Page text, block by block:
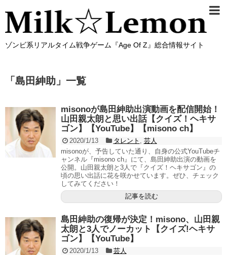
ゾンビ系リアルタイム戦争ゲーム『Age Of Z』総合情報サイト
「 島田紳助 」 一覧
misonoが島田紳助出演動画を配信開始！
山田親太朗と思い出話【クイズ！ヘキサ
ゴン】【YouTube】【misono ch】
2020/1/13 タレント
芸人
misonoが、予告していた通り、自身の公式YouTubeチ
ャンネル『misono ch』にて、島田紳助出演の動画を
公開。山田親太朗と3人で『クイズ！ヘキサゴン』の
頃の思い出話に花を咲かせています。ぜひ、チェック
してみてください！
記事を読む
島田紳助の復帰が決定！misono、山田親
太朗と3人でノーカット【クイズ!ヘキサ
ゴン】【YouTube】
2020/1/13
芸人